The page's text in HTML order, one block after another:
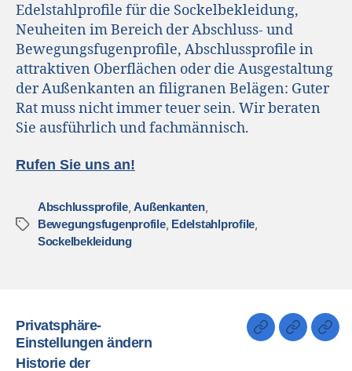
Edelstahlprofile für die Sockelbekleidung,
Neuheiten im Bereich der Abschluss- und
Bewegungsfugenprofile, Abschlussprofile in
attraktiven Oberflächen oder die Ausgestaltung
der Außenkanten an filigranen Belägen: Guter
Rat muss nicht immer teuer sein. Wir beraten
Sie ausführlich und fachmännisch.
Rufen Sie uns an!
Abschlussprofile,Außenkanten,
Bewegungsfugenprofile, Edelstahlprofile,
Sockelbekleidung
Privatsphäre-
Einstellungen ändern
Historie der